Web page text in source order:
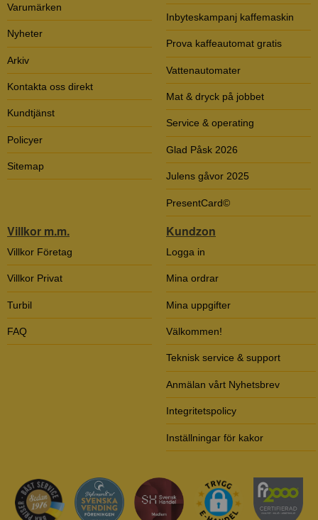
Varumärken
Nyheter
Arkiv
Kontakta oss direkt
Kundtjänst
Policyer
Sitemap
Inbyteskampanj kaffemaskin
Prova kaffeautomat gratis
Vattenautomater
Mat & dryck på jobbet
Service & operating
Glad Påsk 2026
Julens gåvor 2025
PresentCard©
Villkor m.m.
Villkor Företag
Villkor Privat
Turbil
FAQ
Kundzon
Logga in
Mina ordrar
Mina uppgifter
Välkommen!
Teknisk service & support
Anmälan vårt Nyhetsbrev
Integritetspolicy
Inställningar för kakor